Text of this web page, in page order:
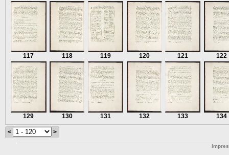
117 118 119 120 121 122
129 130 131 132 133 134
< >